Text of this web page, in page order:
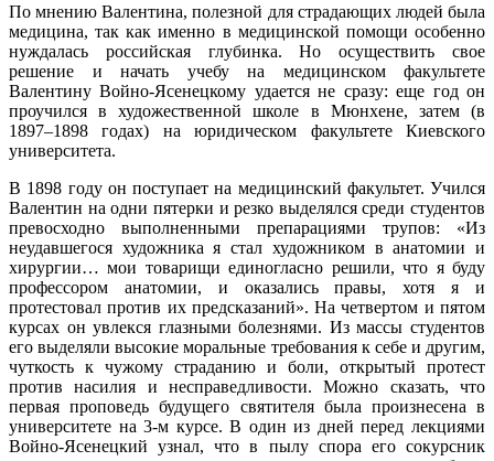
По мнению Валентина, полезной для страдающих людей была
медицина, так как именно в медицинской помощи особенно
нуждалась российская глубинка. Но осуществить свое
решение и начать учебу на медицинском факультете
Валентину Войно-Ясенецкому удается не сразу: еще год он
проучился в художественной школе в Мюнхене, затем (в
1897–1898 годах) на юридическом факультете Киевского
университета.
В 1898 году он поступает на медицинский факультет. Учился
Валентин на одни пятерки и резко выделялся среди студентов
превосходно выполненными препарациями трупов: «Из
неудавшегося художника я стал художником в анатомии и
хирургии… мои товарищи единогласно решили, что я буду
профессором анатомии, и оказались правы, хотя я и
протестовал против их предсказаний». На четвертом и пятом
курсах он увлекся глазными болезнями. Из массы студентов
его выделяли высокие моральные требования к себе и другим,
чуткость к чужому страданию и боли, открытый протест
против насилия и несправедливости. Можно сказать, что
первая проповедь будущего святителя была произнесена в
университете на 3-м курсе. В один из дней перед лекциями
Войно-Ясенецкий узнал, что в пылу спора его сокурсник